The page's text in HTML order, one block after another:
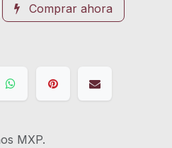
Comprar ahora
MXP.